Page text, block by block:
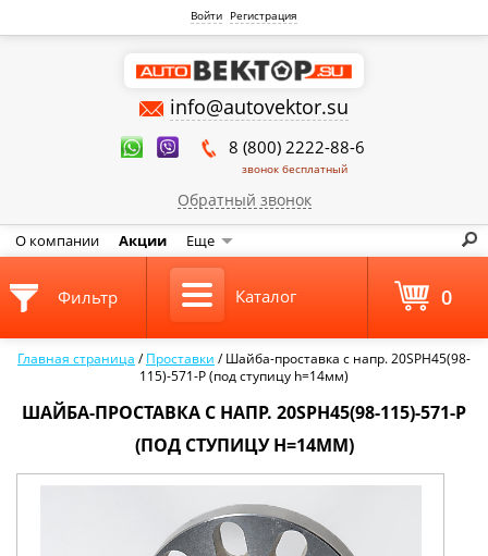
Войти Регистрация
info@autovektor.su
8 (800) 2222-88-6
звонок бесплатный
Обратный звонок
О компании Акции Еще
Главная страница /Проставки /Шайба-проставка с напр. 20SPH45(98-
115)-571-P (под ступицу h=14мм)
ШАЙБА-ПРОСТАВКА С НАПР. 20SPH45(98-115)-571-P
(ПОД СТУПИЦУ H=14ММ)
Фильтр Каталог 0